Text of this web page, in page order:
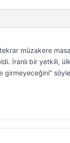
müzakere
İranlı bir yetkili,
girmeyeceğini”